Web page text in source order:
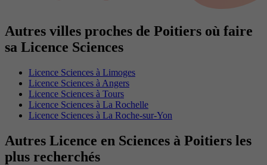
Autres villes proches de Poitiers où faire
sa Licence Sciences
Licence Sciences à Limoges
Licence Sciences à Angers
Licence Sciences à Tours
Licence Sciences à La Rochelle
Licence Sciences à La Roche-sur-Yon
Autres Licence en Sciences à Poitiers les
plus recherchés